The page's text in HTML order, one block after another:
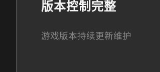
版本控制完整
游戏版本持续更新维护